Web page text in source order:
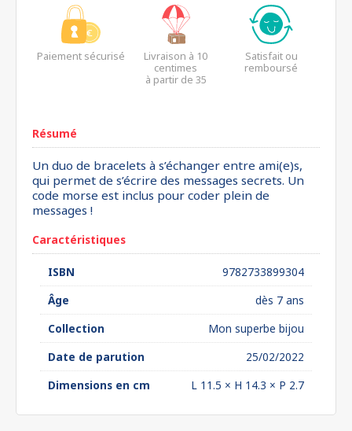
Paiement sécurisé
Livraison à 10
centimes
à partir de 35
Satisfait ou
remboursé
Résumé
Un duo de bracelets à s’échanger entre ami(e)s,
qui permet de s’écrire des messages secrets. Un
code morse est inclus pour coder plein de
messages !
Caractéristiques
ISBN
9782733899304
Âge
dès 7 ans
Collection
Mon superbe bijou
Date de parution
25/02/2022
Dimensions en cm
L 11.5 × H 14.3 × P 2.7